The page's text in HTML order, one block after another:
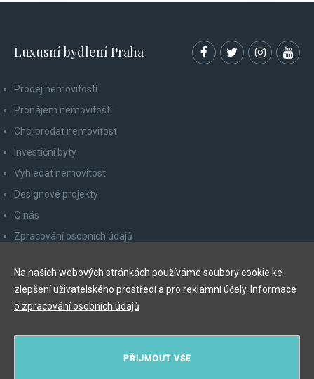
Luxusní bydlení Praha
Prodej nemovitostí
Pronájem nemovitostí
Chci prodat nemovitost
Investiční byty
Vyhledat nemovitost
Designové projekty
O nás
Zpracování osobních údajů
Odhlášení z newsletteru
PŘIJMOUT VŠE
Na našich webových stránkách používáme soubory cookie ke
zlepšení uživatelského prostředí a pro reklamní účely. Informace
o zpracování osobních údajů